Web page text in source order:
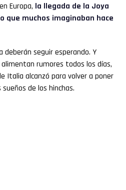
Europa, la llegada de la Joya
que muchos imaginaban hace
deberán seguir esperando. Y
rumores todos los días,
Italia alcanzó para volver a poner
de los hinchas.